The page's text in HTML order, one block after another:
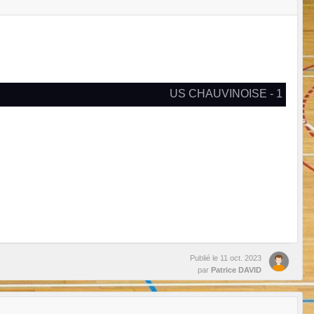
US CHAUVINOISE - 1
Publié le 11 oct. 2023
par Patrice DAVID